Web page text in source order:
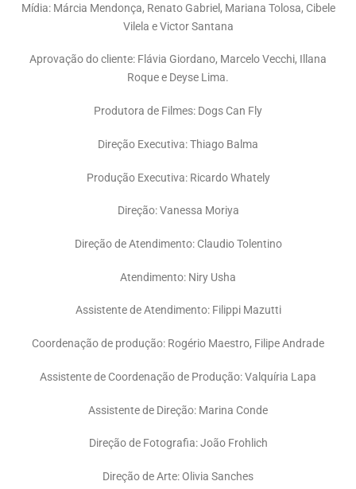
Mídia: Márcia Mendonça, Renato Gabriel, Mariana Tolosa, Cibele
Vilela e Victor Santana
Aprovação do cliente: Flávia Giordano, Marcelo Vecchi, Illana
Roque e Deyse Lima.
Produtora de Filmes: Dogs Can Fly
Direção Executiva: Thiago Balma
Produção Executiva: Ricardo Whately
Direção: Vanessa Moriya
Direção de Atendimento: Claudio Tolentino
Atendimento: Niry Usha
Assistente de Atendimento: Filippi Mazutti
Coordenação de produção: Rogério Maestro, Filipe Andrade
Assistente de Coordenação de Produção: Valquíria Lapa
Assistente de Direção: Marina Conde
Direção de Fotografia: João Frohlich
Direção de Arte: Olivia Sanches